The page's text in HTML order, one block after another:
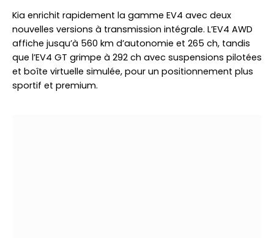
Kia enrichit rapidement la gamme EV4 avec deux
nouvelles versions à transmission intégrale. L’EV4 AWD
affiche jusqu’à 560 km d’autonomie et 265 ch, tandis
que l’EV4 GT grimpe à 292 ch avec suspensions pilotées
et boîte virtuelle simulée, pour un positionnement plus
sportif et premium.